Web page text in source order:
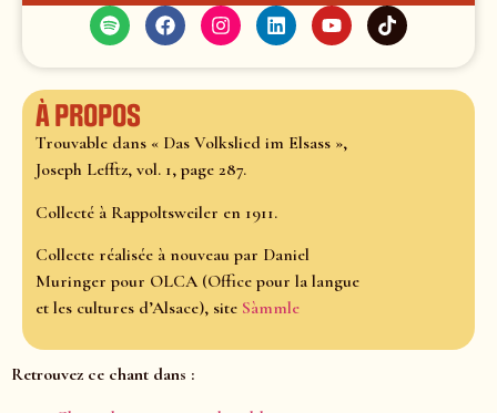
À propos
Trouvable dans « Das Volkslied im Elsass »,
Joseph Lefftz, vol. 1, page 287.
Collecté à Rappoltsweiler en 1911.
Collecte réalisée à nouveau par Daniel
Muringer pour OLCA (Office pour la langue
et les cultures d’Alsace), site Sàmmle
Retrouvez ce chant dans :